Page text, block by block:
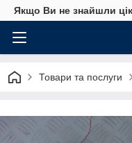
Якщо Ви не знайшли
Товари та послуги